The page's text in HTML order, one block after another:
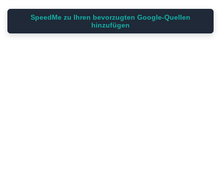
SpeedMe zu Ihren bevorzugten Google-Quellen
hinzufügen